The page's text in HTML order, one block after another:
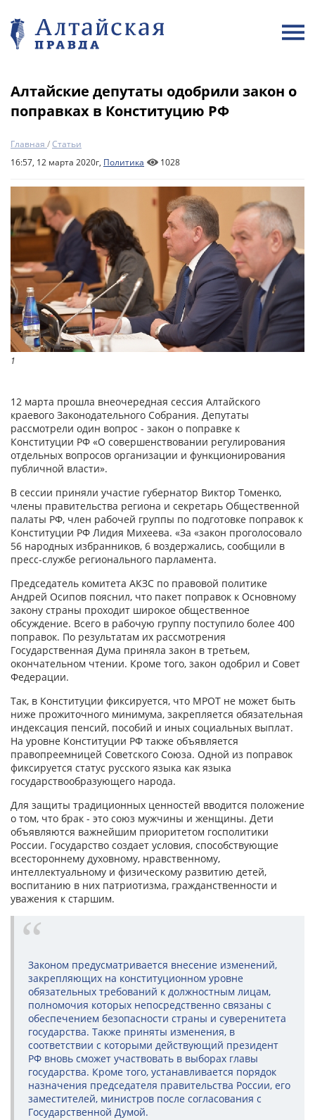
Алтайские депутаты одобрили закон о
поправках в Конституцию РФ
Главная /Статьи
16:57, 12 марта 2020г, Политика 1028
1
12 марта прошла внеочередная сессия Алтайского
краевого Законодательного Собрания. Депутаты
рассмотрели один вопрос - закон о поправке к
Конституции РФ «О совершенствовании регулирования
отдельных вопросов организации и функционирования
публичной власти».
В сессии приняли участие губернатор Виктор Томенко,
члены правительства региона и секретарь Общественной
палаты РФ, член рабочей группы по подготовке поправок к
Конституции РФ Лидия Михеева. «За «закон проголосовало
56 народных избранников, 6 воздержались, сообщили в
пресс-службе регионального парламента.
Председатель комитета АКЗС по правовой политике
Андрей Осипов пояснил, что пакет поправок к Основному
закону страны проходит широкое общественное
обсуждение. Всего в рабочую группу поступило более 400
поправок. По результатам их рассмотрения
Государственная Дума приняла закон в третьем,
окончательном чтении. Кроме того, закон одобрил и Совет
Федерации.
Так, в Конституции фиксируется, что МРОТ не может быть
ниже прожиточного минимума, закрепляется обязательная
индексация пенсий, пособий и иных социальных выплат.
На уровне Конституции РФ также объявляется
правопреемницей Советского Союза. Одной из поправок
фиксируется статус русского языка как языка
государствообразующего народа.
Для защиты традиционных ценностей вводится положение
о том, что брак - это союз мужчины и женщины. Дети
объявляются важнейшим приоритетом госполитики
России. Государство создает условия, способствующие
всестороннему духовному, нравственному,
интеллектуальному и физическому развитию детей,
воспитанию в них патриотизма, гражданственности и
уважения к старшим.
Законом предусматривается внесение изменений,
закрепляющих на конституционном уровне
обязательных требований к должностным лицам,
полномочия которых непосредственно связаны с
обеспечением безопасности страны и суверенитета
государства. Также приняты изменения, в
соответствии с которыми действующий президент
РФ вновь сможет участвовать в выборах главы
государства. Кроме того, устанавливается порядок
назначения председателя правительства России, его
заместителей, министров после согласования с
Государственной Думой.